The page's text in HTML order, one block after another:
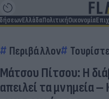
ΕλλάδαΠολιτικήΟικονομία
Περιβάλλον
Μάτσου Πίτσου: Η
απειλεί τα μνημεία –